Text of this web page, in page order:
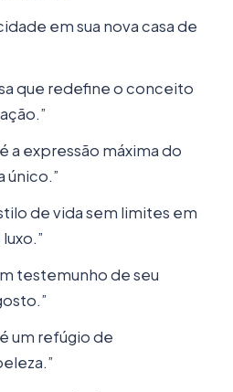
em sua nova casa de
que redefine o conceito
é a expressão máxima do
único.”
de vida sem limites em
testemunho de seu
é um refúgio de